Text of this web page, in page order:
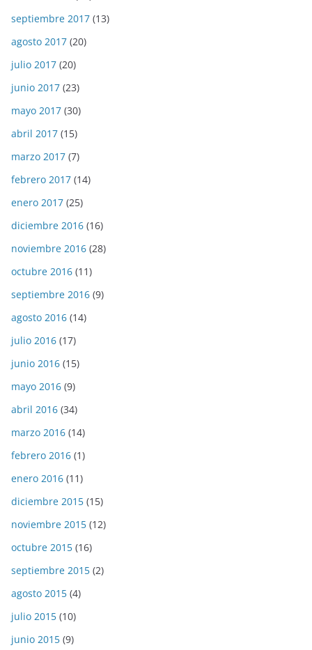
septiembre 2017 (13)
agosto 2017 (20)
julio 2017 (20)
junio 2017 (23)
mayo 2017 (30)
abril 2017 (15)
marzo 2017 (7)
febrero 2017 (14)
enero 2017 (25)
diciembre 2016 (16)
noviembre 2016 (28)
octubre 2016 (11)
septiembre 2016 (9)
agosto 2016 (14)
julio 2016 (17)
junio 2016 (15)
mayo 2016 (9)
abril 2016 (34)
marzo 2016 (14)
febrero 2016 (1)
enero 2016 (11)
diciembre 2015 (15)
noviembre 2015 (12)
octubre 2015 (16)
septiembre 2015 (2)
agosto 2015 (4)
julio 2015 (10)
junio 2015 (9)